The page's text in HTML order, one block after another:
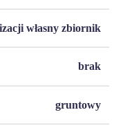
własny zbiornik
brak
gruntowy